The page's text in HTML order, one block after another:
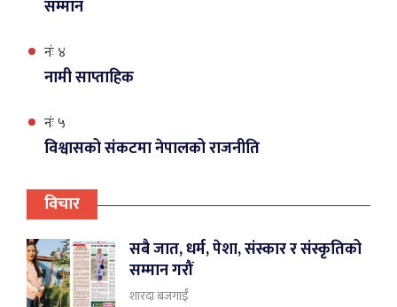
सम्मान
नंः ४
नामी साप्ताहिक
नंः ५
विश्वासको संकटमा नेपालको राजनीति
विचार
सबै जात, धर्म, पेशा, संस्कार र संस्कृतिको
सम्मान गरौं
शारदा बजगाईँ